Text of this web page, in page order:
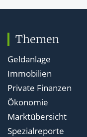
Themen
Geldanlage
Immobilien
Private Finanzen
Ökonomie
Marktübersicht
Spezialreporte